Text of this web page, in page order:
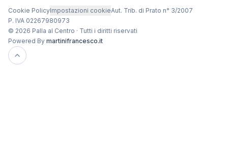
Cookie PolicyImpostazioni cookieAut. Trib. di Prato n° 3/2007
P. IVA 02267980973
© 2026 Palla al Centro · Tutti i diritti riservati
Powered By martinifrancesco.it